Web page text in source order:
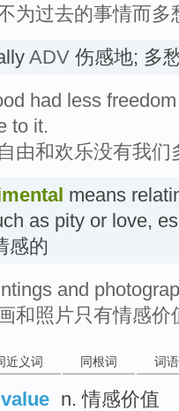
为过去的事情而多
ADV 伤感地; 多
had less
to it.
由和欢乐没有我
means
as pity or love,
感的
and
和照片只有情感价
近义词 同根词 词
n. 情感价值